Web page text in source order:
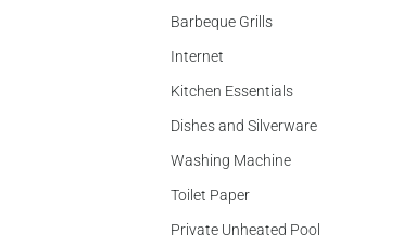
Barbeque Grills
Internet
Kitchen Essentials
Dishes and Silverware
Washing Machine
Toilet Paper
Private Unheated Pool